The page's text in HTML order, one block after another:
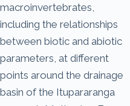
macroinvertebrates,
including the relationships
between biotic and abiotic
parameters, at different
points around the drainage
basin of the Itupararanga